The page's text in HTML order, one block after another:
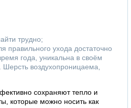
трудно;
правильного ухода достаточно
года, уникальна в своём
воздухопроницаема,
сохраняют тепло и
которые можно носить как